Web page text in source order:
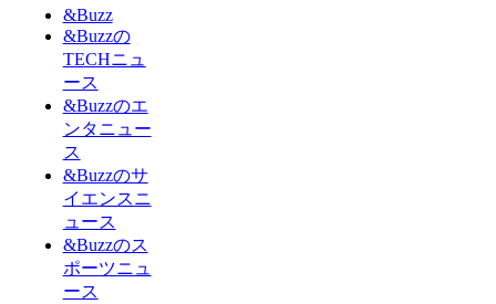
&Buzz
&Buzzの
TECHニュ
ース
&Buzzのエ
ンタニュー
ス
&Buzzのサ
イエンスニ
ュース
&Buzzのス
ポーツニュ
ース